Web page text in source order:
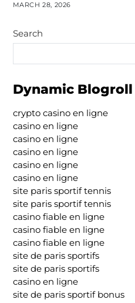
MARCH 28, 2026
Search
Dynamic Blogroll
crypto casino en ligne
casino en ligne
casino en ligne
casino en ligne
casino en ligne
casino en ligne
site paris sportif tennis
site paris sportif tennis
casino fiable en ligne
casino fiable en ligne
casino fiable en ligne
site de paris sportifs
site de paris sportifs
casino en ligne
site de paris sportif bonus